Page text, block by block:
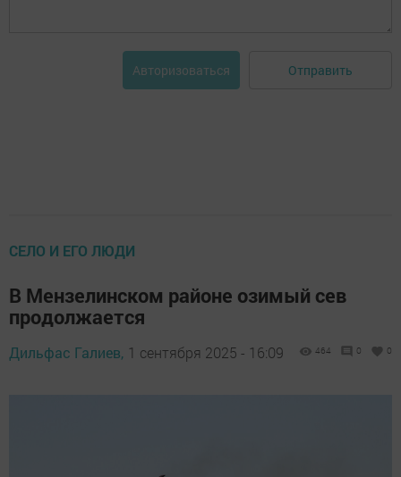
Авторизоваться Отправить
СЕЛО И ЕГО ЛЮДИ
В Мензелинском районе озимый сев
продолжается
Дильфас Галиев, 1 сентября 2025 - 16:09 464 0 0